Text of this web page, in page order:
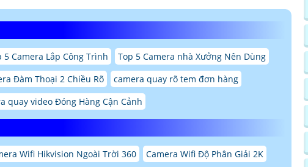
5 Camera Lắp Công Trình
Top 5 Camera nhà Xưởng Nên Dùng
Đàm Thoại 2 Chiều Rõ
camera quay rõ tem đơn hàng
quay video Đóng Hàng Cận Cảnh
Wifi Hikvision Ngoài Trời 360
Camera Wifi Độ Phân Giải 2K